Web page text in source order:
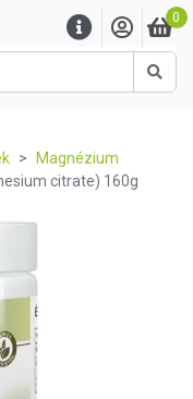
0
Magnézium
citrate) 160g